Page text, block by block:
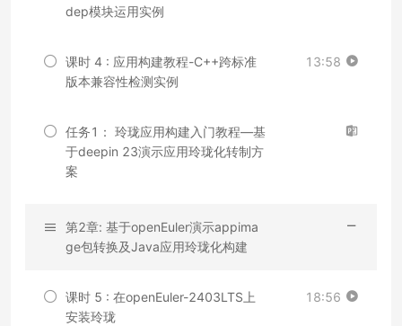
dep模块运用实例
课时 4 : 应用构建教程-C++跨标准
版本兼容性检测实例
13:58
任务1： 玲珑应用构建入门教程—基
于deepin 23演示应用玲珑化转制方
案
第2章: 基于openEuler演示appima
ge包转换及Java应用玲珑化构建
课时 5 : 在openEuler-2403LTS上
安装玲珑
18:56